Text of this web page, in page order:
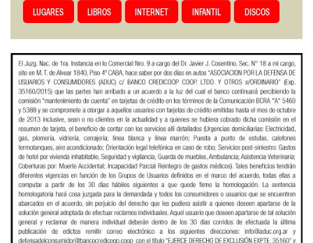
LUGARES LIBROS INTERNET INFANTIL DISCOS